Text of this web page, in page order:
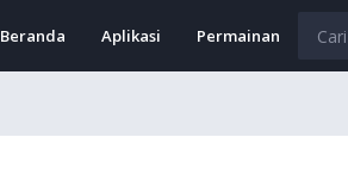
Beranda Aplikasi Permainan